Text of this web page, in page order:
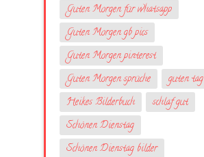
Guten Morgen für whatsapp
Guten Morgen gb pics
Guten Morgen pinterest
Guten Morgen sprüche
guten tag
Heikes Bilderbuch
schlaf gut
Schönen Dienstag
Schönen Dienstag bilder